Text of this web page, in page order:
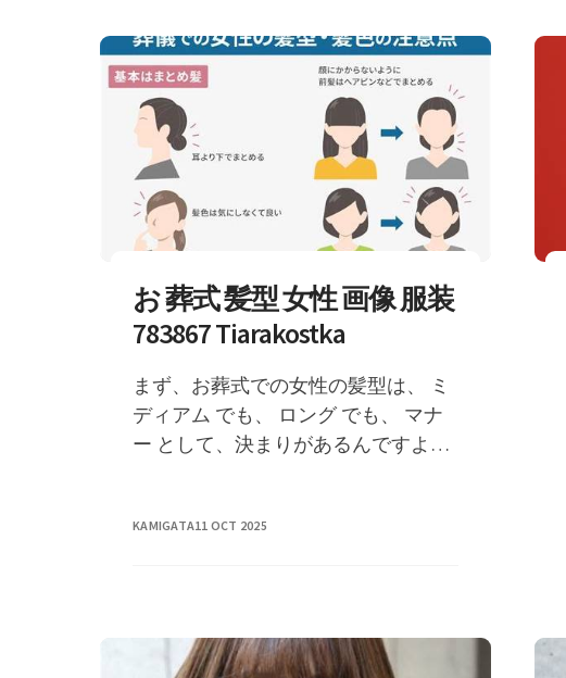
お 葬式 髪型 女性 画像 服装
783867 Tiarakostka
まず、お葬式での女性の髪型は、 ミ
ディアム でも、 ロング でも、 マナ
ー として、決まりがあるんですよ！
KAMIGATA11 OCT 2025